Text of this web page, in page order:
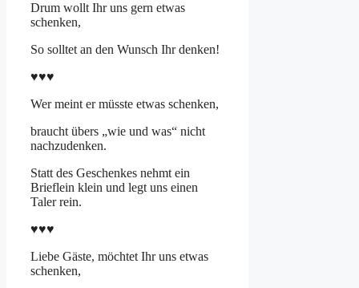
Drum wollt Ihr uns gern etwas
schenken,
So solltet an den Wunsch Ihr denken!
♥♥♥
Wer meint er müsste etwas schenken,
braucht übers „wie und was“ nicht
nachzudenken.
Statt des Geschenkes nehmt ein
Brieflein klein und legt uns einen
Taler rein.
♥♥♥
Liebe Gäste, möchtet Ihr uns etwas
schenken,